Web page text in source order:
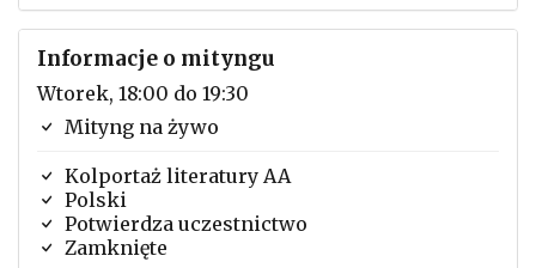
Informacje o mityngu
Wtorek, 18:00 do 19:30
Mityng na żywo
Kolportaż literatury AA
Polski
Potwierdza uczestnictwo
Zamknięte